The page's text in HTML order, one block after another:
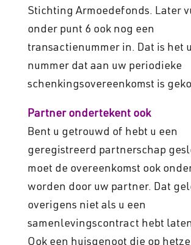
Stichting Armoedefonds. Later
onder punt 6 ook nog een
transactienummer in. Dat is het
nummer dat aan uw periodieke
schenkingsovereenkomst is
Partner ondertekent ook
Bent u getrouwd of hebt u een
geregistreerd partnerschap
moet de overeenkomst ook
worden door uw partner. Dat
overigens niet als u een
samenlevingscontract hebt